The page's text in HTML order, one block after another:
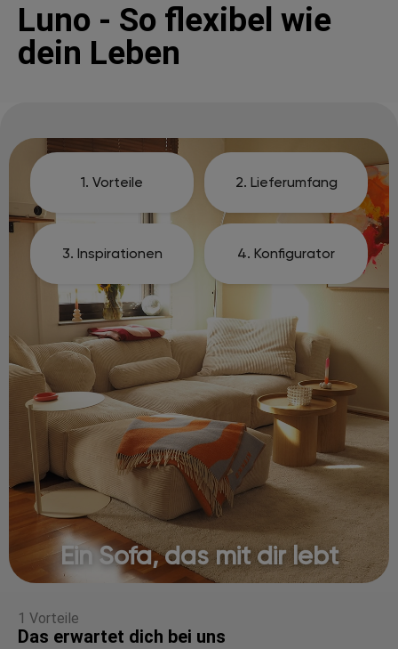
Luno - So flexibel wie
dein Leben
1. Vorteile 2. Lieferumfang
3. Inspirationen 4. Konfigurator
Ein Sofa, das mit dir lebt
1 Vorteile
Das erwartet dich bei uns